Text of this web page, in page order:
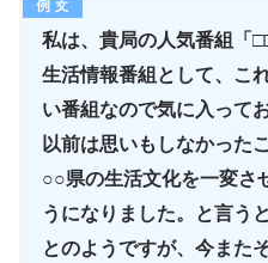
私は、貴局の人気番組「
生活情報番組として、こ
い番組なので気に入って
以前は思いもしなかった
○○県の生活文化を一変さ
うになりました。と言う
とのようですが、今また